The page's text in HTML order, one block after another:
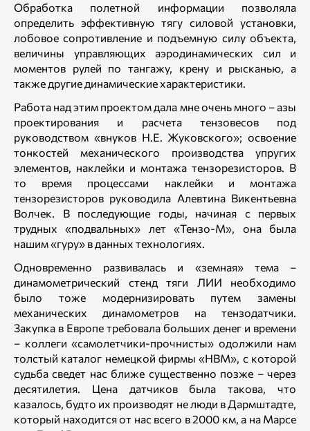
Обработка полетной информации позволяла
определить эффективную тягу силовой установки,
лобовое сопротивление и подъемную силу объекта,
величины управляющих аэродинамических сил и
моментов рулей по тангажу, крену и рысканью, а
также другие динамические характеристики.
Работа над этим проектом дала мне очень много – азы
проектирования и расчета тензовесов под
руководством «внуков Н.Е. Жуковского»; освоение
тонкостей механического производства упругих
элементов, наклейки и монтажа тензорезисторов. В
то время процессами наклейки и монтажа
тензорезисторов руководила Алевтина Викентьевна
Волчек. В последующие годы, начиная с первых
трудных «подвальных» лет «Тензо-М», она была
нашим «гуру» в данных технологиях.
Одновременно развивалась и «земная» тема –
динамометрический стенд тяги ЛИИ необходимо
было тоже модернизировать путем замены
механических динамометров на тензодатчики.
Закупка в Европе требовала больших денег и времени
– коллеги «самолетчики-прочнисты» одолжили нам
толстый каталог немецкой фирмы «НВМ», с которой
судьба сведет нас ближе существенно позже – через
десятилетия. Цена датчиков была такова, что
казалось, будто их производят не люди в Дармштадте,
который находится от нас всего в 2000 км, а на Марсе